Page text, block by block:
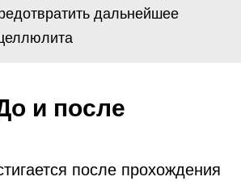
дальнейшее
и после
после прохождения